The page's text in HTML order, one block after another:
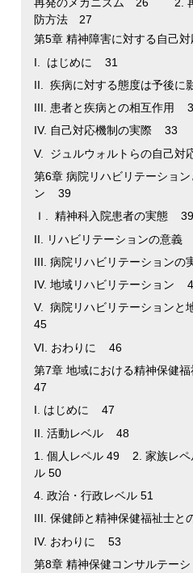
防方法 27
第5章 精神障害に対する自己
I. はじめに 31
II. 疾病に対する態度は予後
III. 患者と疾病との相互作用
IV. 自己対応機制の実際 33
V. ジュルウォルトらの自己
第6章 病院リハビリテーショ
ン 39
Ｉ. 精神科入院患者の実態 39
II. リハビリテーションの意
III. 病院リハビリテーション
IV. 地域リハビリテーション
V. 病院リハビリテーションと
45
VI. おわりに 46
第7章 地域における精神保健
47
I. はじめに 47
II. 活動レベル 48
1. 個人レペル 49 2. 家族レ
ル 50
4. 政治・行政レベル 51
III. 保健師と精神保健福祉士
IV. おわりに 53
第8章 精神保健コンサルテー